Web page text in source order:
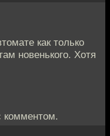
как только
новенького. Хотя
комментом.